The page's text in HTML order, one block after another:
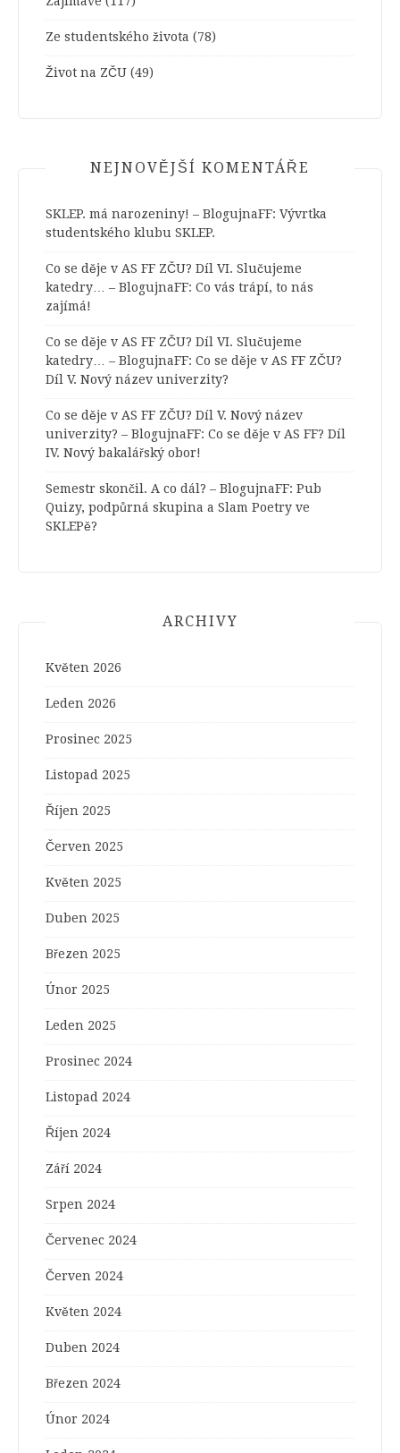
Ze studentského života (78)
Život na ZČU (49)
NEJNOVĚJŠÍ KOMENTÁŘE
SKLEP. má narozeniny! – BlogujnaFF: Vývrtka
studentského klubu SKLEP.
Co se děje v AS FF ZČU? Díl VI. Slučujeme
katedry… – BlogujnaFF: Co vás trápí, to nás
zajímá!
Co se děje v AS FF ZČU? Díl VI. Slučujeme
katedry… – BlogujnaFF: Co se děje v AS FF ZČU?
Díl V. Nový název univerzity?
Co se děje v AS FF ZČU? Díl V. Nový název
univerzity? – BlogujnaFF: Co se děje v AS FF? Díl
IV. Nový bakalářský obor!
Semestr skončil. A co dál? – BlogujnaFF: Pub
Quizy, podpůrná skupina a Slam Poetry ve
SKLEPě?
ARCHIVY
Květen 2026
Leden 2026
Prosinec 2025
Listopad 2025
Říjen 2025
Červen 2025
Květen 2025
Duben 2025
Březen 2025
Únor 2025
Leden 2025
Prosinec 2024
Listopad 2024
Říjen 2024
Září 2024
Srpen 2024
Červenec 2024
Červen 2024
Květen 2024
Duben 2024
Březen 2024
Únor 2024